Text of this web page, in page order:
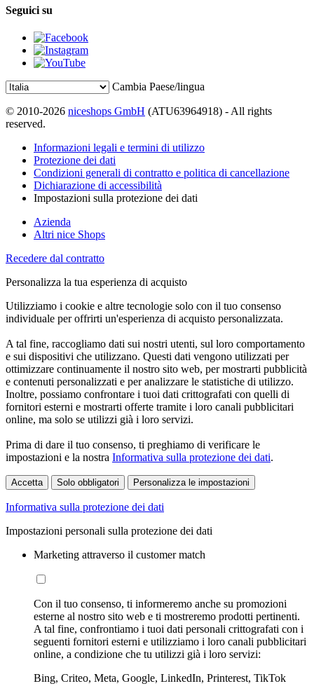
Seguici su
Cambia Paese/lingua
© 2010-2026 niceshops GmbH (ATU63964918) - All rights
reserved.
Informazioni legali e termini di utilizzo
Protezione dei dati
Condizioni generali di contratto e politica di cancellazione
Dichiarazione di accessibilità
Impostazioni sulla protezione dei dati
Azienda
Altri nice Shops
Recedere dal contratto
Personalizza la tua esperienza di acquisto
Utilizziamo i cookie e altre tecnologie solo con il tuo consenso
individuale per offrirti un'esperienza di acquisto personalizzata.
A tal fine, raccogliamo dati sui nostri utenti, sul loro comportamento
e sui dispositivi che utilizzano. Questi dati vengono utilizzati per
ottimizzare continuamente il nostro sito web, per mostrarti pubblicità
e contenuti personalizzati e per analizzare le statistiche di utilizzo.
Inoltre, possiamo confrontare i tuoi dati crittografati con quelli di
fornitori esterni e mostrarti offerte tramite i loro canali pubblicitari
online, ma solo se utilizzi già i loro servizi.
Prima di dare il tuo consenso, ti preghiamo di verificare le
impostazioni e la nostra Informativa sulla protezione dei dati.
Accetta Solo obbligatori Personalizza le impostazioni
Informativa sulla protezione dei dati
Impostazioni personali sulla protezione dei dati
Marketing attraverso il customer match
Con il tuo consenso, ti informeremo anche su promozioni
esterne al nostro sito web e ti mostreremo prodotti pertinenti.
A tal fine, confrontiamo i tuoi dati personali crittografati con i
seguenti fornitori esterni e utilizziamo i loro canali pubblicitari
online, a condizione che tu utilizzi già i loro servizi:
Bing, Criteo, Meta, Google, LinkedIn, Printerest, TikTok